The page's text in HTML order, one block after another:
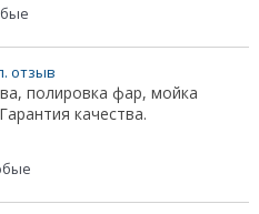
отзыв
полировка фар, мойка
качества.